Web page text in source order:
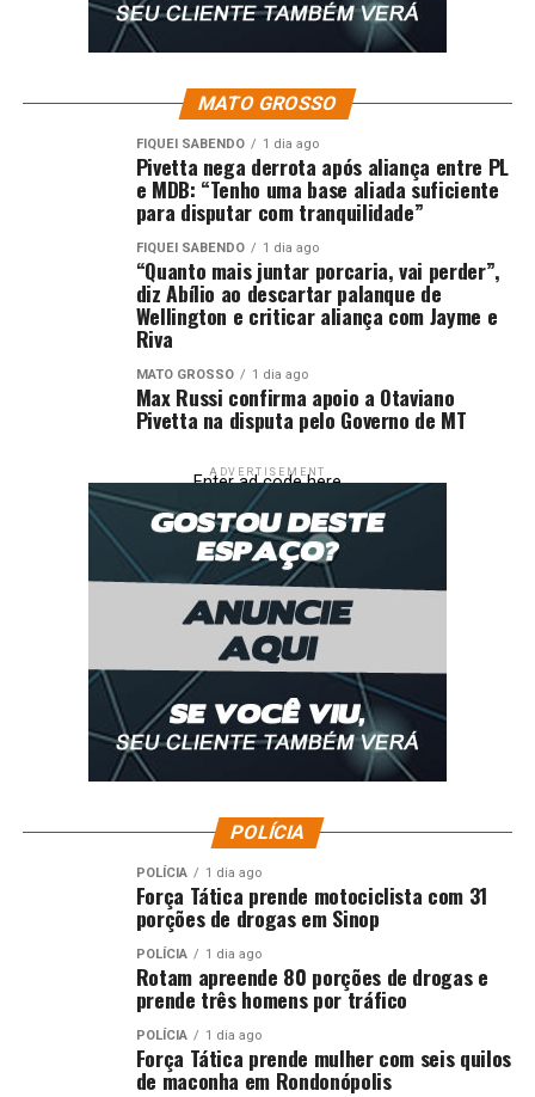
Pivetta diz que secretária saiu por “problemas
pessoais” e que Mauro definirá substituto
MATO GROSSO
FIQUEI SABENDO 1 dia ago
Pivetta nega derrota após aliança entre PL
e MDB: “Tenho uma base aliada suficiente
para disputar com tranquilidade”
FIQUEI SABENDO 1 dia ago
“Quanto mais juntar porcaria, vai perder”,
diz Abílio ao descartar palanque de
Wellington e criticar aliança com Jayme e
Riva
MATO GROSSO 1 dia ago
Max Russi confirma apoio a Otaviano
Pivetta na disputa pelo Governo de MT
ADVERTISEMENT
Enter ad code here
POLÍCIA
POLÍCIA 1 dia ago
Força Tática prende motociclista com 31
porções de drogas em Sinop
POLÍCIA 1 dia ago
Rotam apreende 80 porções de drogas e
prende três homens por tráfico
POLÍCIA 1 dia ago
Força Tática prende mulher com seis quilos
de maconha em Rondonópolis